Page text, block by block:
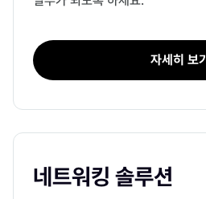
자세히 보
네트워킹 솔루션